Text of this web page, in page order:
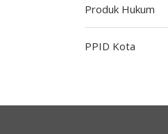
Produk Hukum
PPID Kota